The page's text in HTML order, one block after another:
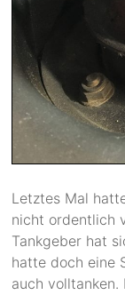
Letztes Mal
nicht ordentlich
Tankgeber hat
hatte doch eine
auch